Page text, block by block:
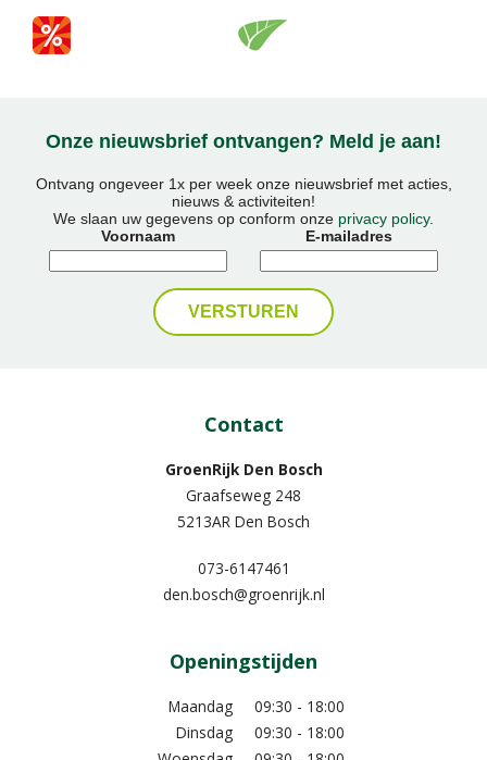
Onze nieuwsbrief ontvangen? Meld je aan!
Ontvang ongeveer 1x per week onze nieuwsbrief met acties,
nieuws & activiteiten!
We slaan uw gegevens op conform onze privacy policy.
Voornaam
E-mailadres
Contact
GroenRijk Den Bosch
Graafseweg 248
5213AR Den Bosch
073-6147461
den.bosch@groenrijk.nl
Openingstijden
Maandag
09:30 - 18:00
Dinsdag
09:30 - 18:00